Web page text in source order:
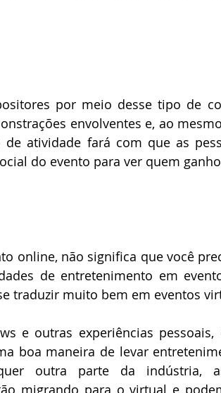
por meio desse tipo de
envolventes e, ao
atividade fará com que as
do evento para ver quem
online, não significa que você
de entretenimento em
traduzir muito bem em eventos
e outras experiências
boa maneira de levar
outra parte da indústria,
migrando para o virtual e